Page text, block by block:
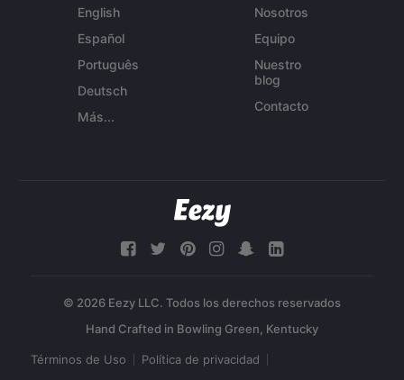
English
Español
Português
Deutsch
Más...
Nosotros
Equipo
Nuestro
blog
Contacto
© 2026 Eezy LLC. Todos los derechos reservados
Términos de Uso Política de privacidad